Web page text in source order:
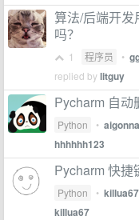
算法/后端开发
吗？
1 程序员 •
replied bylitguy
Pycharm 自动
Python • aigonna
hhhhhh123
Pycharm 快捷
Python • killua67
killua67